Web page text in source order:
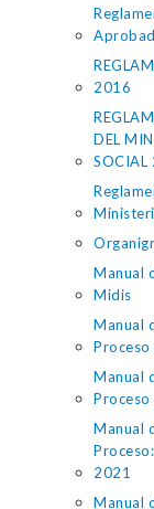
2016
DEL
SOCIAL
Manual
Midis
Manual
Proceso
Manual
Proceso
Manual
2021
Manual